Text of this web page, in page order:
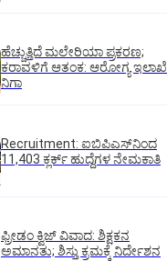
ಹೆಚ್ಚುತ್ತಿದೆ ಮಲೇರಿಯಾ ಪ್ರಕರಣ;
ಕರಾವಳಿಗೆ ಆತಂಕ: ಆರೋಗ್ಯ ಇಲಾಖೆ
ನಿಗಾ
Recruitment: ಐಬಿಪಿಎಸ್‌ನಿಂದ
11,403 ಕ್ಲರ್ಕ್‌ ಹುದ್ದೆಗಳ ನೇಮಕಾತಿ
ಫ್ರೀಡಂ ಕ್ವಿಜ್‌ ವಿವಾದ: ಶಿಕ್ಷಕನ
ಅಮಾನತು; ಶಿಸ್ತು ಕ್ರಮಕ್ಕೆ ನಿರ್ದೇಶನ